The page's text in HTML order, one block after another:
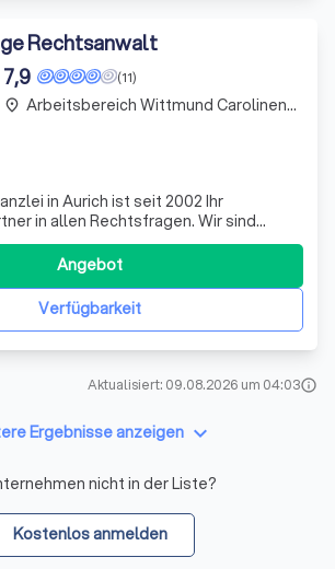
Rechtsanwalt
(11)
7,9
in Aurich ist seit 2002 Ihr
in allen Rechtsfragen. Wir sind
Baurecht und das Mietrecht. Unsere
die Überprüfung der
von Bauvorhaben, die Vertretung
Verfahren und die Au
Verfügbarkeit
Angebot
place Arbeitsbereich Wittmund Carolinensiel
Aktualisiert: 09.08.2026 um 04:03info
Ergebnisse anzeigen keyboard_arrow_down
nicht in der Liste?
Kostenlos anmelden